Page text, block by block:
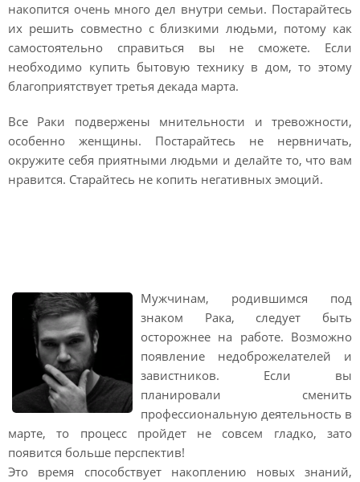
накопится очень много дел внутри семьи. Постарайтесь
их решить совместно с близкими людьми, потому как
самостоятельно справиться вы не сможете. Если
необходимо купить бытовую технику в дом, то этому
благоприятствует третья декада марта.
Все Раки подвержены мнительности и тревожности,
особенно женщины. Постарайтесь не нервничать,
окружите себя приятными людьми и делайте то, что вам
нравится. Старайтесь не копить негативных эмоций.
Мужчинам, родившимся под
знаком Рака, следует быть
осторожнее на работе. Возможно
появление недоброжелателей и
завистников. Если вы
планировали сменить
профессиональную деятельность в
марте, то процесс пройдет не совсем гладко, зато
появится больше перспектив!
Это время способствует накоплению новых знаний,